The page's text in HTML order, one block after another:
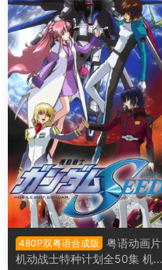
480P双粤语合成版
粤语动画片
机动战士特种计划全50集 机